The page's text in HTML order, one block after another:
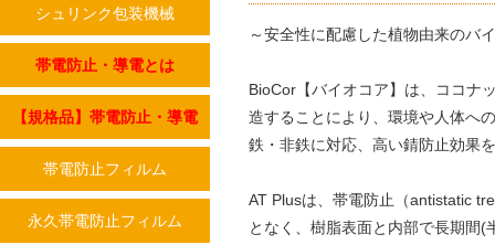
シュリンク包装機械
帯電防止・導電とは
【規格品】帯電防止・導電
帯電防止フィルム
永久帯電防止フィルム
～安全性に配慮した植物由来のバ
BioCor【バイオコア】は、ココナ
造することにより、環境や人体へ
鉄・非鉄に対応、高い錆防止効果
AT Plusは、帯電防止（antistatic
となく、樹脂表面と内部で長期間